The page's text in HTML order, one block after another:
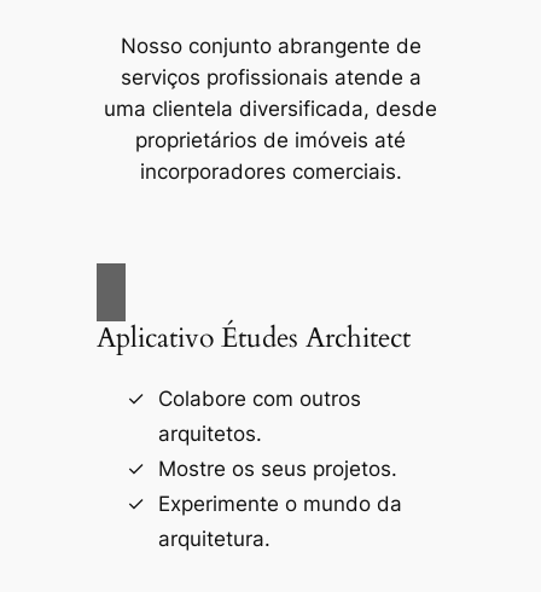
Nosso conjunto abrangente de
serviços profissionais atende a
uma clientela diversificada, desde
proprietários de imóveis até
incorporadores comerciais.
Aplicativo Études Architect
Colabore com outros
arquitetos.
Mostre os seus projetos.
Experimente o mundo da
arquitetura.